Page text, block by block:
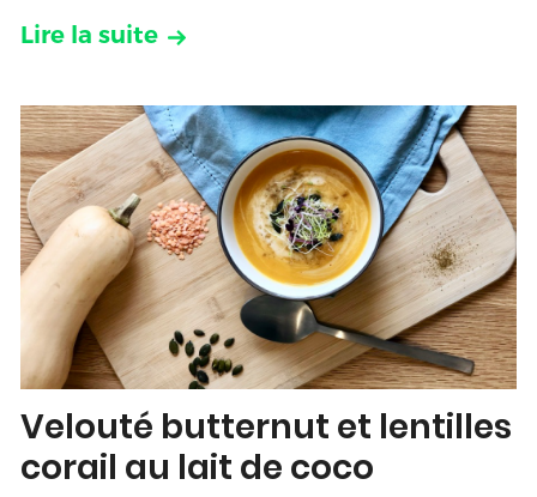
Lire la suite
Velouté butternut et lentilles
corail au lait de coco